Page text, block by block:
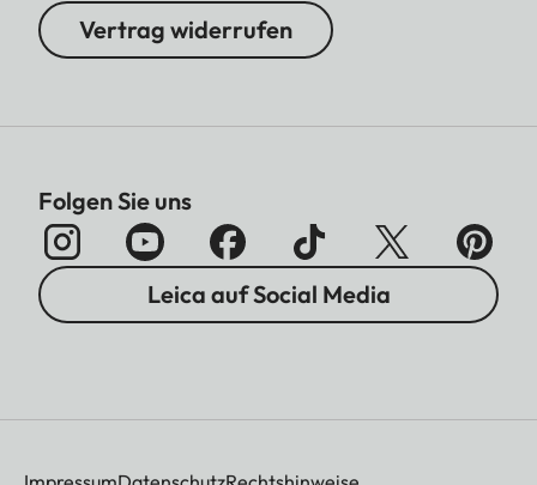
Vertrag widerrufen
Folgen Sie uns
Leica auf Social Media